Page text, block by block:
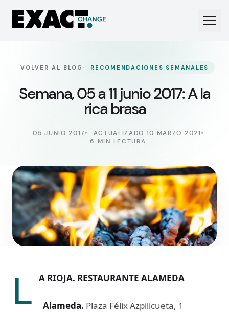
VOLVER AL BLOG · RECOMENDACIONES SEMANALES
Semana, 05 a 11 junio 2017: A la
rica brasa
05 JUNIO 2017
ACTUALIZADO 10 MARZO 2021
6 MIN LECTURA
L A RIOJA. RESTAURANTE ALAMEDA
Alameda. Plaza Félix Azpilicueta, 1